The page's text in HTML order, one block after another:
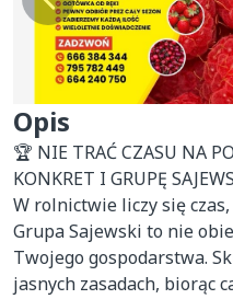
Opis
🏆 NIE TRAĆ CZASU NA
KONKRET I GRUPĘ
W rolnictwie liczy się
Grupa Sajewski to nie
Twojego gospodarstwa.
jasnych zasadach, biorąc